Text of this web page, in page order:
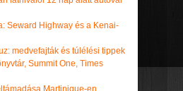
Seward Highway és a Kenai-
medvefajták és túlélési tippek
Summit One, Times
Martinique-en